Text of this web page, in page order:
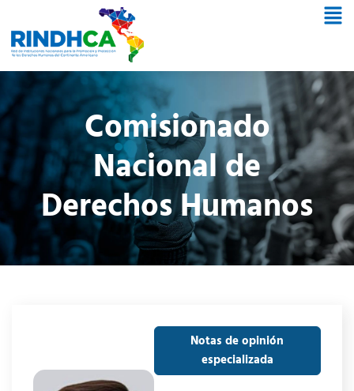
Comisionado
Nacional de
Derechos Humanos
Notas de opinión
especializada